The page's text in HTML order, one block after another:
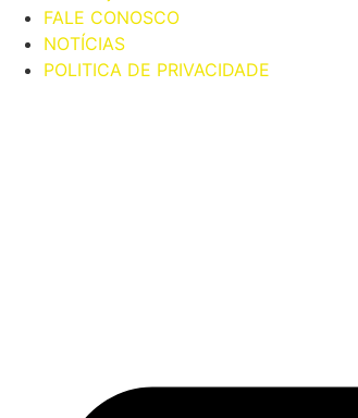
FALE CONOSCO
NOTÍCIAS
POLITICA DE PRIVACIDADE